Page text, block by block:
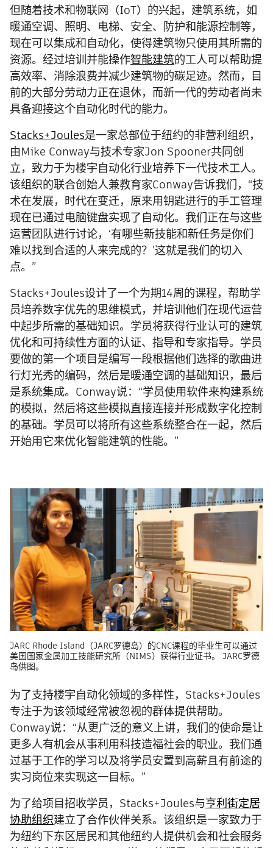
但随着技术和物联网（IoT）的兴起，建筑系统，如
暖通空调、照明、电梯、安全、防护和能源控制等，
现在可以集成和自动化，使得建筑物只使用其所需的
资源。经过培训并能操作智能建筑的工人可以帮助提
高效率、消除浪费并减少建筑物的碳足迹。然而，目
前的大部分劳动力正在退休，而新一代的劳动者尚未
具备迎接这个自动化时代的能力。
Stacks+Joules是一家总部位于纽约的非营利组织，
由Mike Conway与技术专家Jon Spooner共同创
立，致力于为楼宇自动化行业培养下一代技术工人。
该组织的联合创始人兼教育家Conway告诉我们，“技
术在发展，时代在变迁，原来用钥匙进行的手工管理
现在已通过电脑键盘实现了自动化。我们正在与这些
运营团队进行讨论，‘有哪些新技能和新任务是你们
难以找到合适的人来完成的？’这就是我们的切入
点。”
Stacks+Joules设计了一个为期14周的课程，帮助学
员培养数字优先的思维模式，并培训他们在现代运营
中起步所需的基础知识。学员将获得行业认可的建筑
优化和可持续性方面的认证、指导和专家指导。学员
要做的第一个项目是编写一段根据他们选择的歌曲进
行灯光秀的编码，然后是暖通空调的基础知识，最后
是系统集成。Conway说：“学员使用软件来构建系统
的模拟，然后将这些模拟直接连接并形成数字化控制
的基础。学员可以将所有这些系统整合在一起，然后
开始用它来优化智能建筑的性能。”
JARC Rhode Island（JARC罗德岛）的CNC课程的毕业生可以通过
美国国家金属加工技能研究所（NIMS）获得行业证书。 JARC罗德
岛供图。
为了支持楼宇自动化领域的多样性，Stacks+Joules
专注于为该领域经常被忽视的群体提供帮助。
Conway说：“从更广泛的意义上讲，我们的使命是让
更多人有机会从事利用科技造福社会的职业。我们通
过基于工作的学习以及将学员安置到高薪且有前途的
实习岗位来实现这一目标。”
为了给项目招收学员，Stacks+Joules与亨利街定居
协助组织建立了合作伙伴关系。该组织是一家致力于
为纽约下东区居民和其他纽约人提供机会和社会服务